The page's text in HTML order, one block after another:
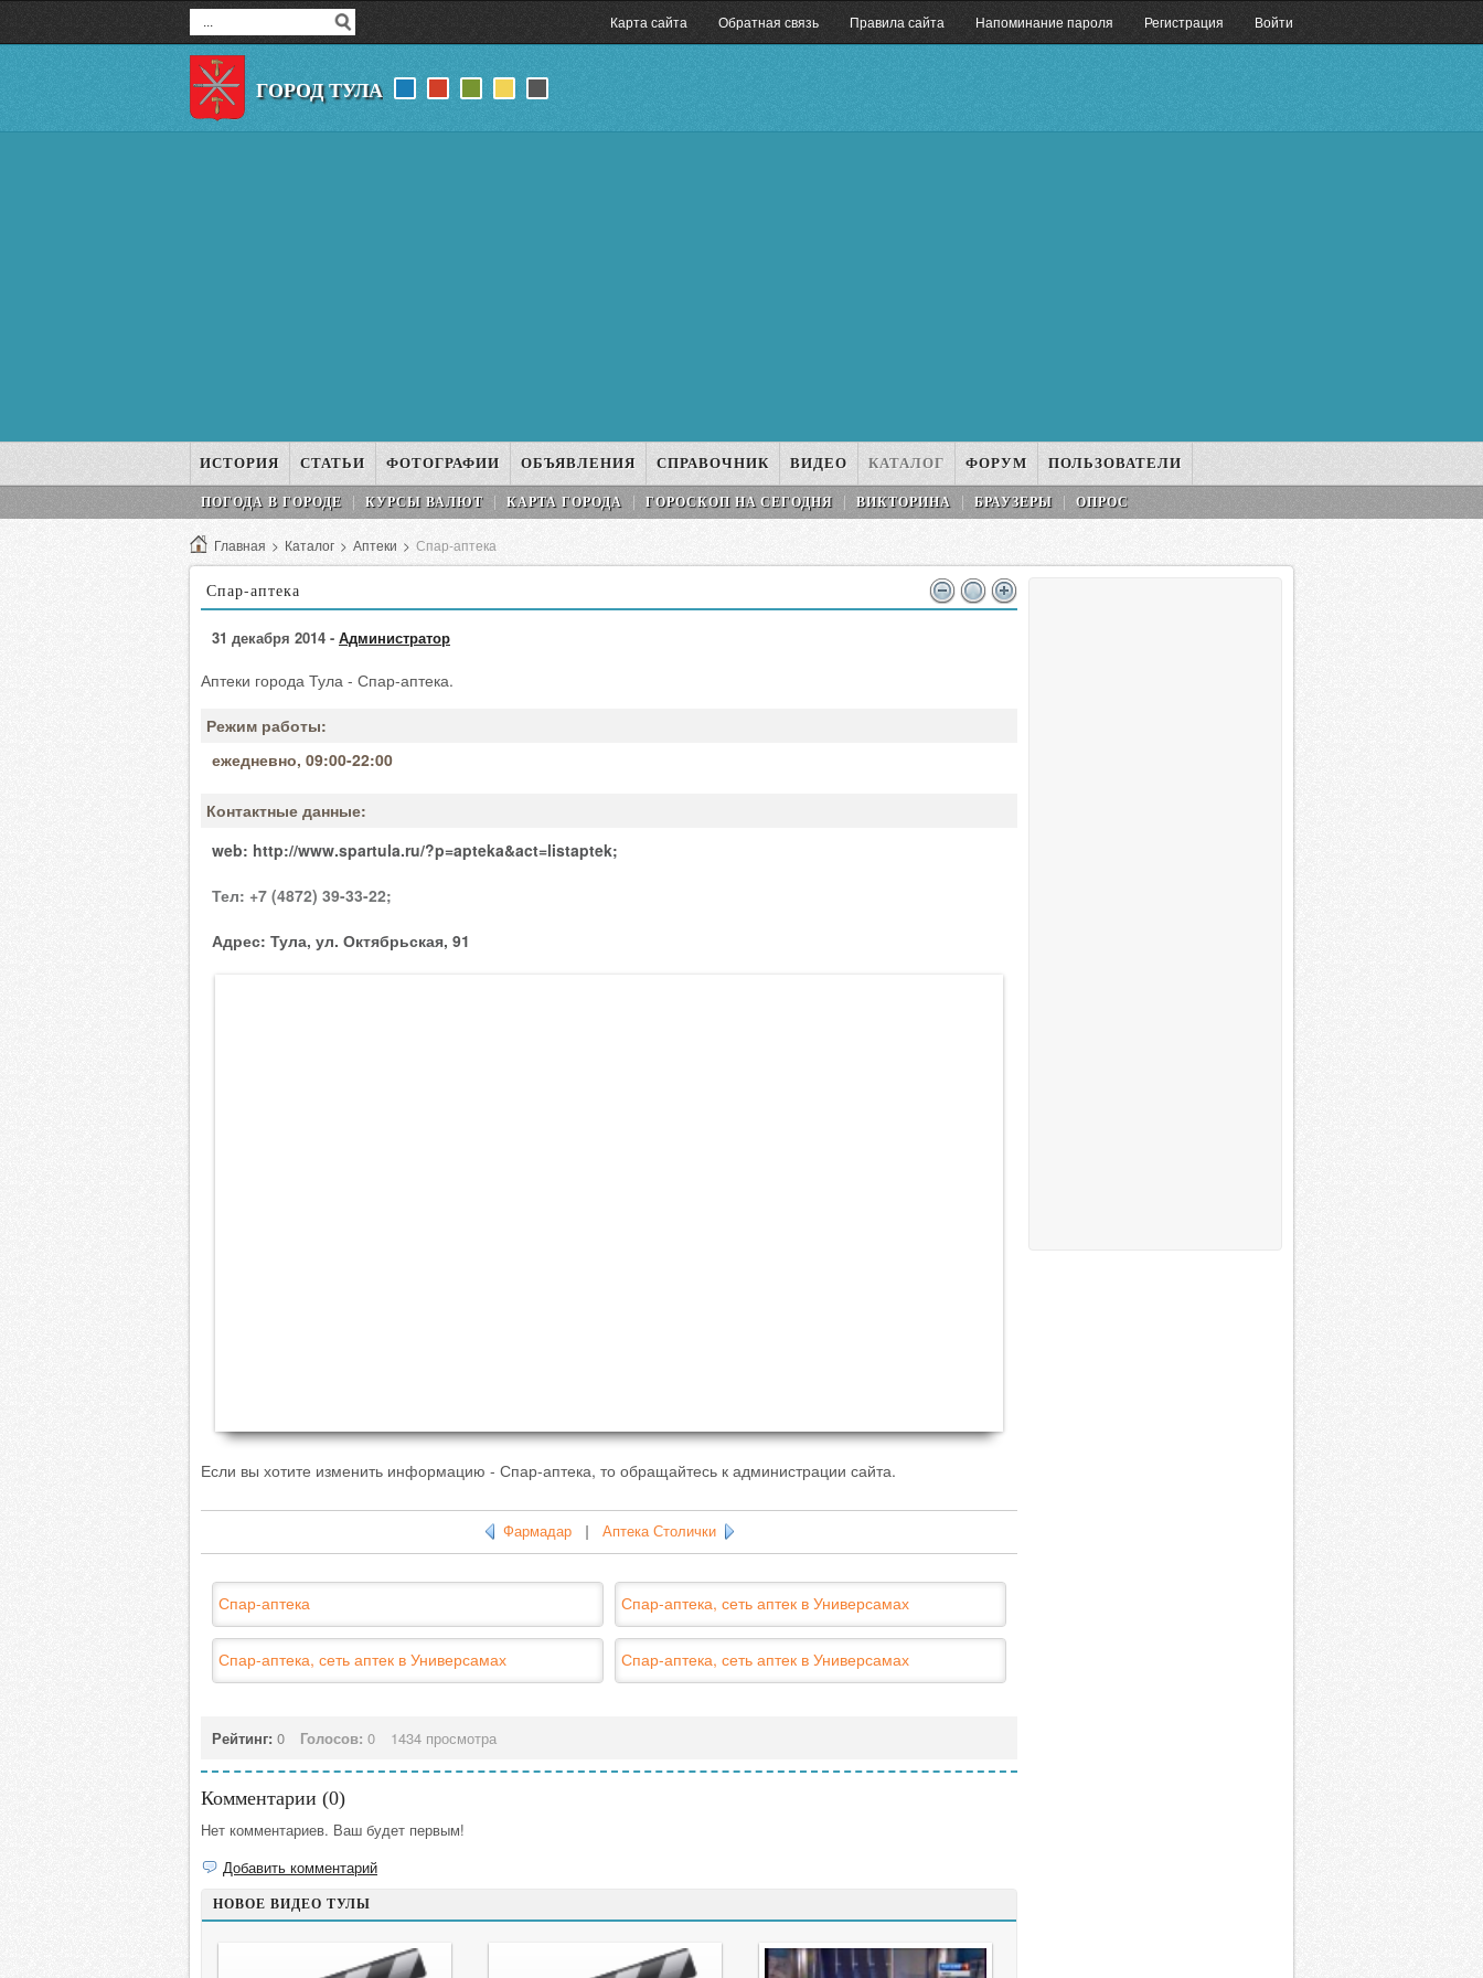
Карта сайта Обратная связь Правила сайта Напоминание пароля Регистрация Войти
ГОРОД ТУЛА
ИСТОРИЯ СТАТЬИ ФОТОГРАФИИ ОБЪЯВЛЕНИЯ СПРАВОЧНИК ВИДЕО КАТАЛОГ ФОРУМ ПОЛЬЗОВАТЕЛИ
ПОГОДА В ГОРОДЕ КУРСЫ ВАЛЮТ КАРТА ГОРОДА ГОРОСКОП НA СEГОДНЯ ВИКТОРИНА БРАУЗЕРЫ ОПРОС
Главная > Каталог > Аптеки > Спар-аптека
Спар-аптека
31 декабря 2014 - Администратор
Аптеки города Тула - Спар-аптека.
Режим работы:
ежедневно, 09:00-22:00
Контактные данные:
web: http://www.spartula.ru/?p=apteka&act=listaptek;
Тел: +7 (4872) 39-33-22;
Адрес: Тула, ул. Октябрьская, 91
Если вы хотите изменить информацию - Спар-аптека, то обращайтесь к администрации сайта.
Фармадар| Аптека Столички
Спар-аптека Спар-аптека, сеть аптек в Универсамах
Спар-аптека, сеть аптек в Универсамах Спар-аптека, сеть аптек в Универсамах
Рейтинг: 0 Голосов: 0 1434 просмотра
Комментарии (0)
Нет комментариев. Ваш будет первым!
Добавить комментарий
НОВОЕ ВИДЕО ТУЛЫ